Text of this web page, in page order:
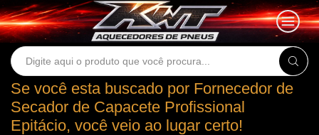
Search
Se você esta buscado por Fornecedor de
Secador de Capacete Profissional
Epitácio, você veio ao lugar certo!